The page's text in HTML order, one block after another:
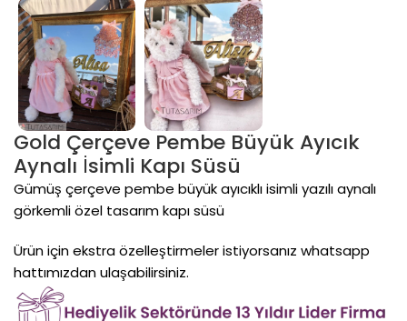
Gold Çerçeve Pembe Büyük Ayıcık
Aynalı İsimli Kapı Süsü
Gümüş çerçeve pembe büyük ayıcıklı isimli yazılı aynalı
görkemli özel tasarım kapı süsü
Ürün için ekstra özelleştirmeler istiyorsanız whatsapp
hattımızdan ulaşabilirsiniz.